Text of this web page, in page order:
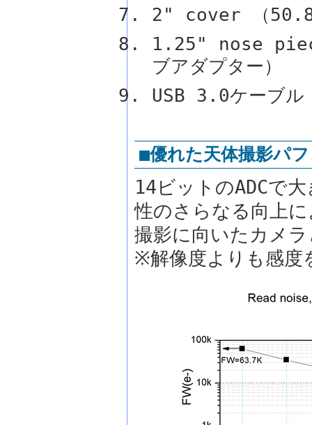
2" cover （50.8
1.25" nose
ブアダプター）
USB 3.0ケーブル
■優れた天体撮影パ
14ビットのADCで
性のさらなる向上
撮影に向いたカメ
※解像度よりも感度